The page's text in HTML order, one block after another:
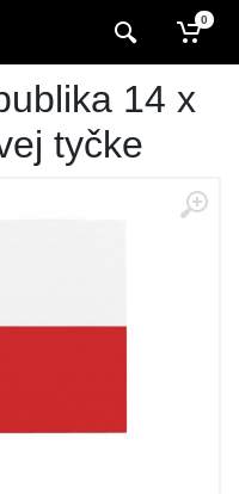
0
14 x
tyčke